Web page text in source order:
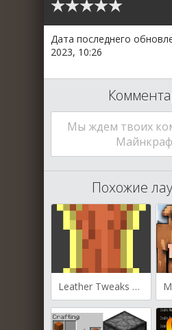
Дата последнего
2023, 10:26
Мы ждем твоих
Похожие
Leather Tweaks для Майнкрафт 1.19.4